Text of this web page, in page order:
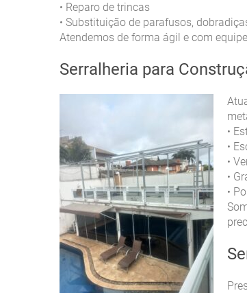
• Reparo de trincas
• Substituição de parafusos,
Atendemos de forma ágil e com
Serralheria para
•
•
•
•
•